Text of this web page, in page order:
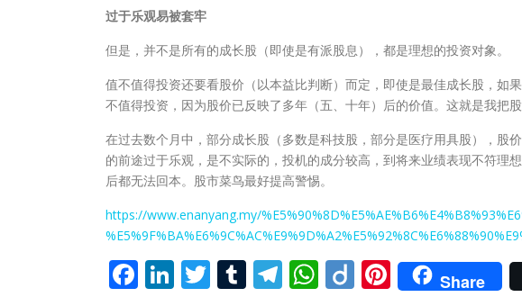
过于乐观易被套牢
但是，并不是所有的成长股（即使是有派股息），都是理想的投资对象。
值不值得投资还要看股价（以本益比判断）而定，即使是最佳成长股，如
不值得投资，因为股价已反映了多年（五、十年）后的价值。这就是我把股
在过去数个月中，部分成长股（多数是科技股，部分是医疗用具股），股
的前途过于乐观，是不实际的，投机的成分较高，到将来业绩表现不符理
后都无法回本。股市菜鸟最好提高警惕。
https://www.enanyang.my/
Facebook
LinkedIn
Twitter
Tumblr
Telegram
WhatsApp
DiigoPinterest
Share